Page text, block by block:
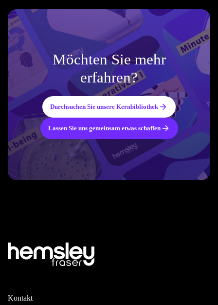
Möchten Sie mehr
erfahren?
Durchsuchen Sie unsere Kernbibliothek
Lassen Sie uns gemeinsam etwas schaffen
Kontakt